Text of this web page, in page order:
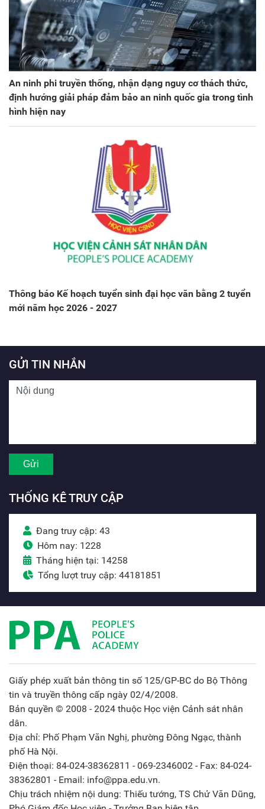
An ninh phi truyền thống, nhận dạng nguy cơ thách thức,
định hướng giải pháp đảm bảo an ninh quốc gia trong tình
hình hiện nay
Thông báo Kế hoạch tuyển sinh đại học văn bằng 2 tuyển
mới năm học 2026 - 2027
GỬI TIN NHẮN
THỐNG KÊ TRUY CẬP
Đang truy cập: 43
Hôm nay: 1228
Tháng hiện tại: 14258
Tổng lượt truy cập: 44181851
Giấy phép xuất bản thông tin số 125/GP-BC do Bộ Thông
tin và truyền thông cấp ngày 02/4/2008.
Bản quyền © 2008 - 2024 thuộc Học viện Cảnh sát nhân
dân.
Địa chỉ: Phố Phạm Văn Nghị, phường Đông Ngạc, thành
phố Hà Nội.
Điện thoại: 84-024-38362811 - 069-2346002 - Fax: 84-024-
38362801 - Email: info@ppa.edu.vn.
Chịu trách nhiệm nội dung: Thiếu tướng, TS Chử Văn Dũng,